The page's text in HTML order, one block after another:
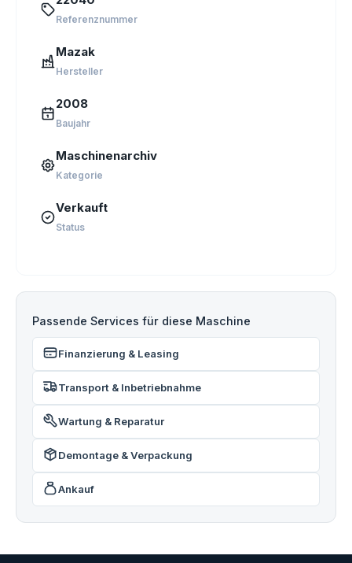
Referenznummer
Mazak
Hersteller
2008
Baujahr
Maschinenarchiv
Kategorie
Verkauft
Status
Passende Services für diese Maschine
Finanzierung & Leasing
Transport & Inbetriebnahme
Wartung & Reparatur
Demontage & Verpackung
Ankauf